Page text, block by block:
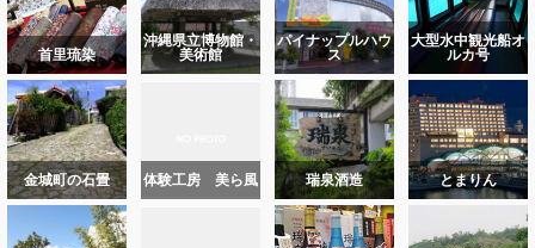
首里琉染
沖縄県立博物館・
美術館
パイナップルハウ
ス
大型水中観光船オ
ルカ号
金城町の石畳 体験工房 美ら風 瑞泉酒造 とまりん